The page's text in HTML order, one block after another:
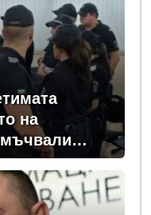
на
с него и го